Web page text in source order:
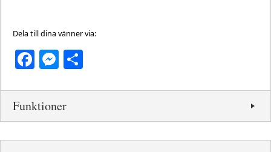
Dela till dina vänner via:
Facebook
Messenger
Funktioner